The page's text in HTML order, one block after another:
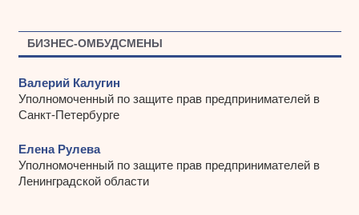
БИЗНЕС-ОМБУДСМЕНЫ
Валерий Калугин
Уполномоченный по защите прав предпринимателей в
Санкт-Петербурге
Елена Рулева
Уполномоченный по защите прав предпринимателей в
Ленинградской области